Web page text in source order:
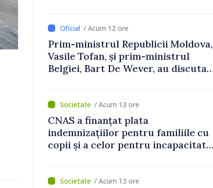
/ Acum 12 ore
Prim-ministrul Republicii Moldova,
Vasile Tofan, și prim-ministrul
Belgiei, Bart De Wever, au discutat
/ Acum 13 ore
CNAS a finanțat plata
indemnizațiilor pentru familiile cu
copii și a celor pentru incapacitate
/ Acum 13 ore